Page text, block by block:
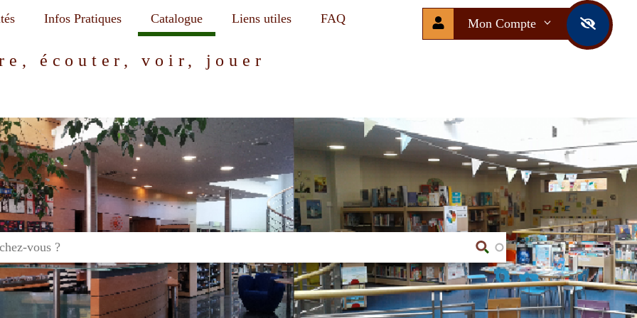
Infos Pratiques Catalogue Liens utiles FAQ
écouter, voir, jouer
Mon Compte